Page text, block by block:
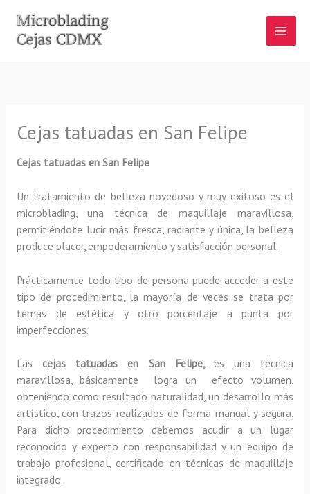
contenido
Cejas tatuadas en San Felipe
Cejas tatuadas en San Felipe
Un tratamiento de belleza novedoso y muy exitoso es el
microblading, una técnica de maquillaje maravillosa,
permitiéndote lucir más fresca, radiante y única, la belleza
produce placer, empoderamiento y satisfacción personal.
Prácticamente todo tipo de persona puede acceder a este
tipo de procedimiento, la mayoría de veces se trata por
temas de estética y otro porcentaje a punta por
imperfecciones.
Lascejas tatuadas en San Felipe, es una técnica
maravillosa, básicamente
logra un efecto volumen,
obteniendo como resultado naturalidad, un desarrollo más
artístico, con trazos realizados de forma manual y segura.
Para dicho procedimiento debemos acudir a un lugar
reconocido y experto con responsabilidad y un equipo de
trabajo profesional, certificado en técnicas de maquillaje
integrado.